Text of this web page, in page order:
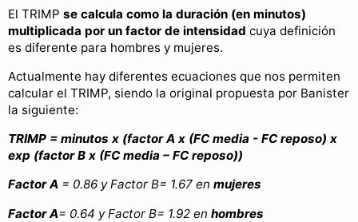
El TRIMP se calcula como la duración (en minutos)
multiplicada por un factor de intensidad cuya definición
es diferente para hombres y mujeres.
Actualmente hay diferentes ecuaciones que nos permiten
calcular el TRIMP, siendo la original propuesta por Banister
la siguiente:
TRIMP = minutos x (factor A x (FC media - FC reposo) x
exp (factor B x (FC media – FC reposo))
Factor A = 0.86 y Factor B= 1.67 en mujeres
Factor A= 0.64 y Factor B= 1.92 en hombres